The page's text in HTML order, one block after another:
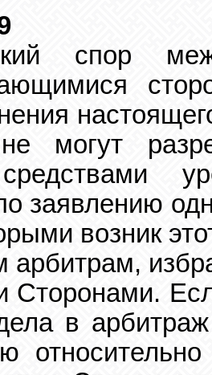
спор
могут
заявлению
возник
арбитрам,
Сторонами.
в
относительно